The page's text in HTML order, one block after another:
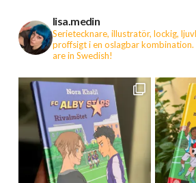
lisa.medin
Serietecknare, illustratör, lockig,
proffsigt i en oslagbar kombination.
are in Swedish!